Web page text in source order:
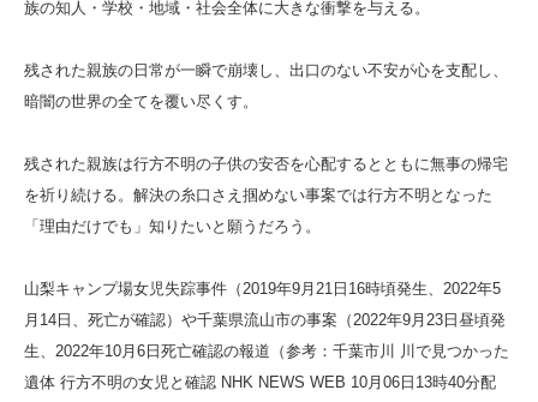
族の知人・学校・地域・社会全体に大きな衝撃を与える。
残された親族の日常が一瞬で崩壊し、出口のない不安が心を支配し、
暗闇の世界の全てを覆い尽くす。
残された親族は行方不明の子供の安否を心配するとともに無事の帰宅
を祈り続ける。解決の糸口さえ掴めない事案では行方不明となった
「理由だけでも」知りたいと願うだろう。
山梨キャンプ場女児失踪事件（2019年9月21日16時頃発生、2022年5
月14日、死亡が確認）や千葉県流山市の事案（2022年9月23日昼頃発
生、2022年10月6日死亡確認の報道（参考：千葉市川 川で見つかった
遺体 行方不明の女児と確認 NHK NEWS WEB 10月06日13時40分配